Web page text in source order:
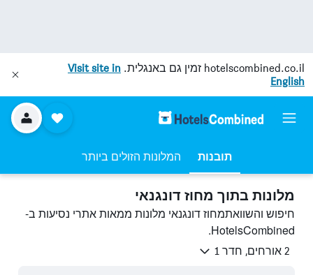
hotelscombined.co.il זמין גם באנגלית. Visit site in
English
תובנות המלונות הזולים ביותר
מלונות בתוך מחוז דונגנאי
חיפוש והשוואתמחוז דונגנאי מלונות ממאות אתרי נסיעות ב-
HotelsCombined.
2 אורחים, חדר 1